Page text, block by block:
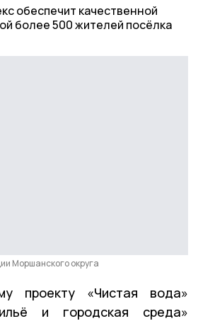
обеспечит качественной
более 500 жителей посёлка
Моршанского округа
проекту «Чистая вода»
и городская среда»